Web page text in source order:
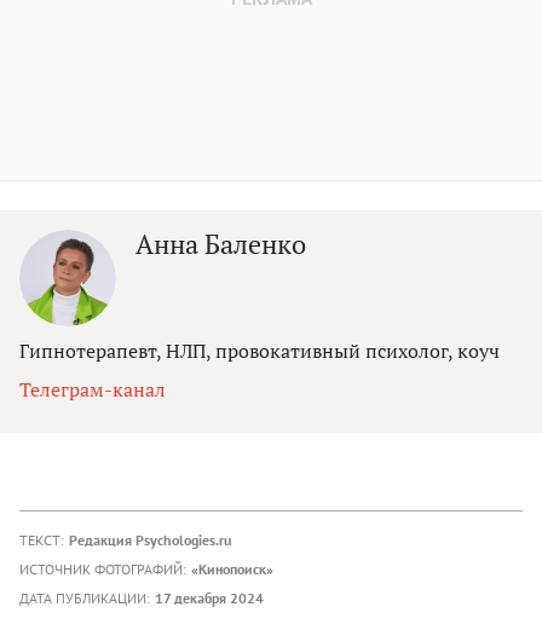
Анна Баленко
Гипнотерапевт, НЛП, провокативный психолог, коуч
Телеграм-канал
ТЕКСТ: Редакция Psychologies.ru
ИСТОЧНИК ФОТОГРАФИЙ: «Кинопоиск»
ДАТА ПУБЛИКАЦИИ: 17 декабря 2024